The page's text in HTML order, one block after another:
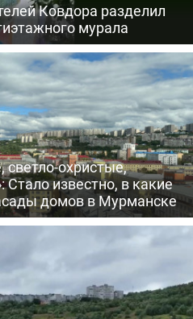
Ковдора разделил
мурала
охристые,
известно, в какие
домов в Мурманске